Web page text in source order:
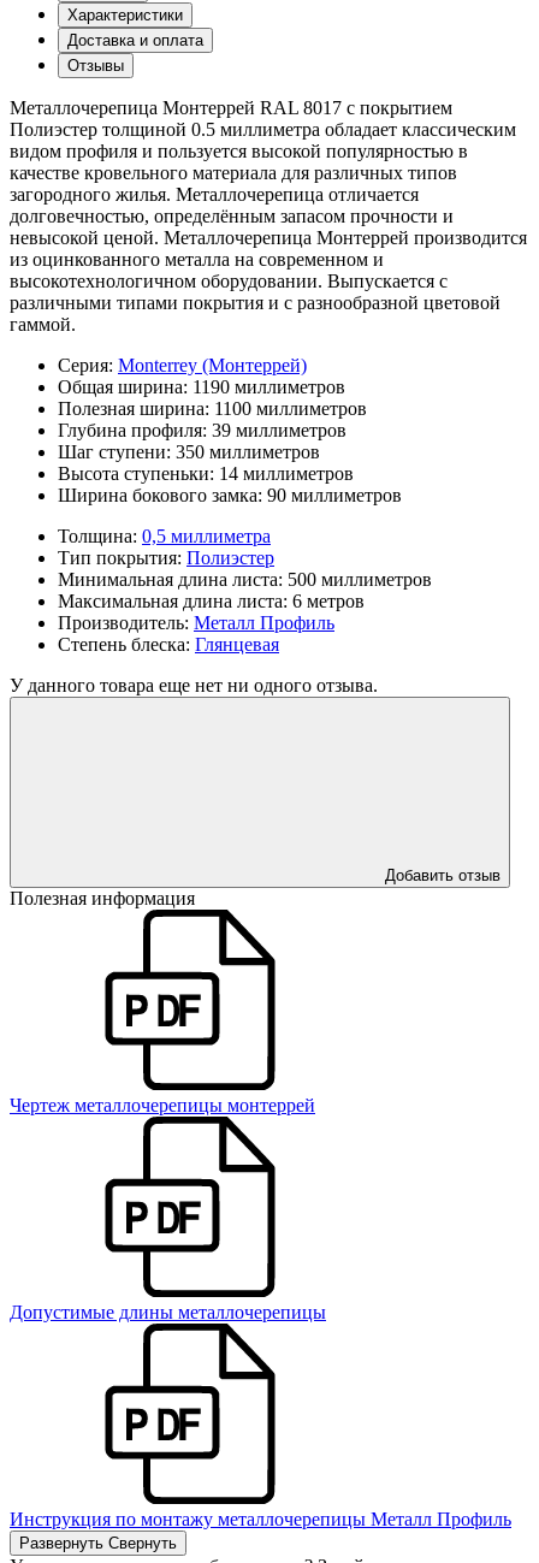
Характеристики
Доставка и оплата
Отзывы
Металлочерепица Монтеррей RAL 8017 с покрытием
Полиэстер толщиной 0.5 миллиметра обладает классическим
видом профиля и пользуется высокой популярностью в
качестве кровельного материала для различных типов
загородного жилья. Металлочерепица отличается
долговечностью, определённым запасом прочности и
невысокой ценой. Металлочерепица Монтеррей производится
из оцинкованного металла на современном и
высокотехнологичном оборудовании. Выпускается с
различными типами покрытия и с разнообразной цветовой
гаммой.
Серия: Monterrey (Монтеррей)
Общая ширина: 1190 миллиметров
Полезная ширина: 1100 миллиметров
Глубина профиля: 39 миллиметров
Шаг ступени: 350 миллиметров
Высота ступеньки: 14 миллиметров
Ширина бокового замка: 90 миллиметров
Толщина: 0,5 миллиметра
Тип покрытия: Полиэстер
Минимальная длина листа: 500 миллиметров
Максимальная длина листа: 6 метров
Производитель: Металл Профиль
Степень блеска: Глянцевая
У данного товара еще нет ни одного отзыва.
Добавить отзыв
Полезная информация
Чертеж металлочерепицы монтеррей
Допустимые длины металлочерепицы
Инструкция по монтажу металлочерепицы Металл Профиль
Развернуть Свернуть